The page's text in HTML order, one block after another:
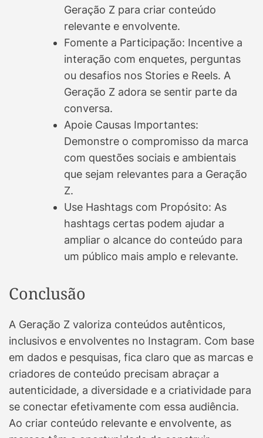
Geração Z para criar conteúdo
relevante e envolvente.
Fomente a Participação: Incentive a
interação com enquetes, perguntas
ou desafios nos Stories e Reels. A
Geração Z adora se sentir parte da
conversa.
Apoie Causas Importantes:
Demonstre o compromisso da marca
com questões sociais e ambientais
que sejam relevantes para a Geração
Z.
Use Hashtags com Propósito: As
hashtags certas podem ajudar a
ampliar o alcance do conteúdo para
um público mais amplo e relevante.
Conclusão
A Geração Z valoriza conteúdos autênticos,
inclusivos e envolventes no Instagram. Com base
em dados e pesquisas, fica claro que as marcas e
criadores de conteúdo precisam abraçar a
autenticidade, a diversidade e a criatividade para
se conectar efetivamente com essa audiência.
Ao criar conteúdo relevante e envolvente, as